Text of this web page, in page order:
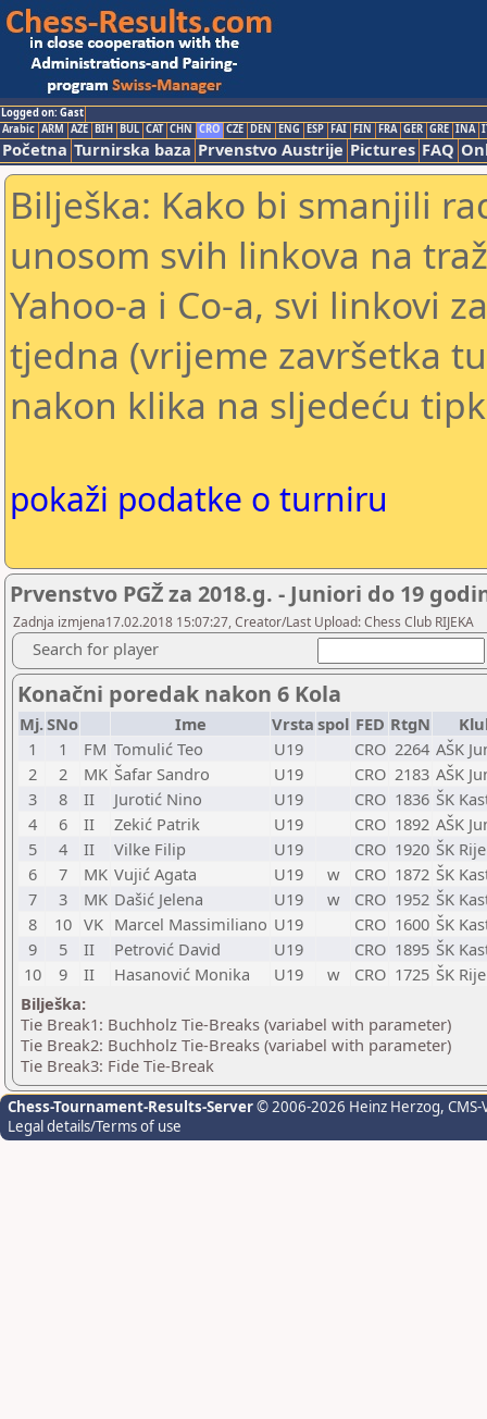
Logged on: Gast
Arabic ARM AZE BIH BUL CAT CHN CRO CZE DEN ENG ESP FAI FIN FRA GER GRE INA
Početna Turnirska baza Prvenstvo Austrije Pictures FAQ
Bilješka: Kako bi smanjili
unosom svih linkova na
Yahoo-a i Co-a, svi linkovi
tjedna (vrijeme završetka
nakon klika na sljedeću
pokaži podatke o turniru
Prvenstvo PGŽ za 2018.g. - Juniori do 19
Zadnja izmjena17.02.2018 15:07:27, Creator/Last Upload: Chess Club RIJEKA
Search for player
Konačni poredak nakon 6 Kola
Mj.SNo Ime Vrsta spol FED RtgN
1
1 FM Tomulić Teo U19 CRO 2264 AŠK
2
2 MK Šafar Sandro U19 CRO 2183 AŠK
3
8 II Jurotić Nino U19 CRO 1836 ŠK
4
6 II Zekić Patrik U19 CRO 1892 AŠK
5
4 II Vilke Filip U19 CRO 1920 ŠK
6
7 MK Vujić Agata U19 w CRO 1872 ŠK
7
3 MK Dašić Jelena U19 w CRO 1952 ŠK
8
10 VK Marcel Massimiliano U19 CRO 1600 ŠK
9
5 II Petrović David U19 CRO 1895 ŠK
10
9 II Hasanović Monika U19 w CRO 1725 ŠK
Bilješka:
Tie Break1: Buchholz Tie-Breaks (variabel with parameter)
Tie Break2: Buchholz Tie-Breaks (variabel with parameter)
Tie Break3: Fide Tie-Break
Chess-Tournament-Results-Server© 2006-2026 Heinz Herzog,
Legal details/Terms of use